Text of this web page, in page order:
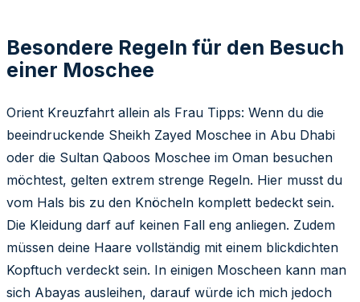
Besondere Regeln für den Besuch
einer Moschee
Orient Kreuzfahrt allein als Frau Tipps: Wenn du die
beeindruckende Sheikh Zayed Moschee in Abu Dhabi
oder die Sultan Qaboos Moschee im Oman besuchen
möchtest, gelten extrem strenge Regeln. Hier musst du
vom Hals bis zu den Knöcheln komplett bedeckt sein.
Die Kleidung darf auf keinen Fall eng anliegen. Zudem
müssen deine Haare vollständig mit einem blickdichten
Kopftuch verdeckt sein. In einigen Moscheen kann man
sich Abayas ausleihen, darauf würde ich mich jedoch